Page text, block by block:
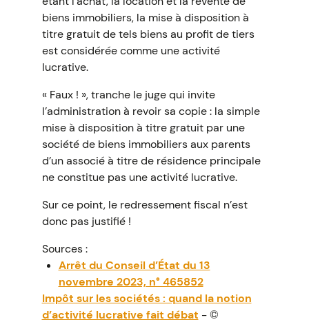
biens immobiliers, la mise à disposition à
titre gratuit de tels biens au profit de tiers
est considérée comme une activité
lucrative.
« Faux ! », tranche le juge qui invite
l’administration à revoir sa copie : la simple
mise à disposition à titre gratuit par une
société de biens immobiliers aux parents
d’un associé à titre de résidence principale
ne constitue pas une activité lucrative.
Sur ce point, le redressement fiscal n’est
donc pas justifié !
Sources :
Arrêt du Conseil d’État du 13
novembre 2023, n° 465852
Impôt sur les sociétés : quand la notion
d’activité lucrative fait débat - ©